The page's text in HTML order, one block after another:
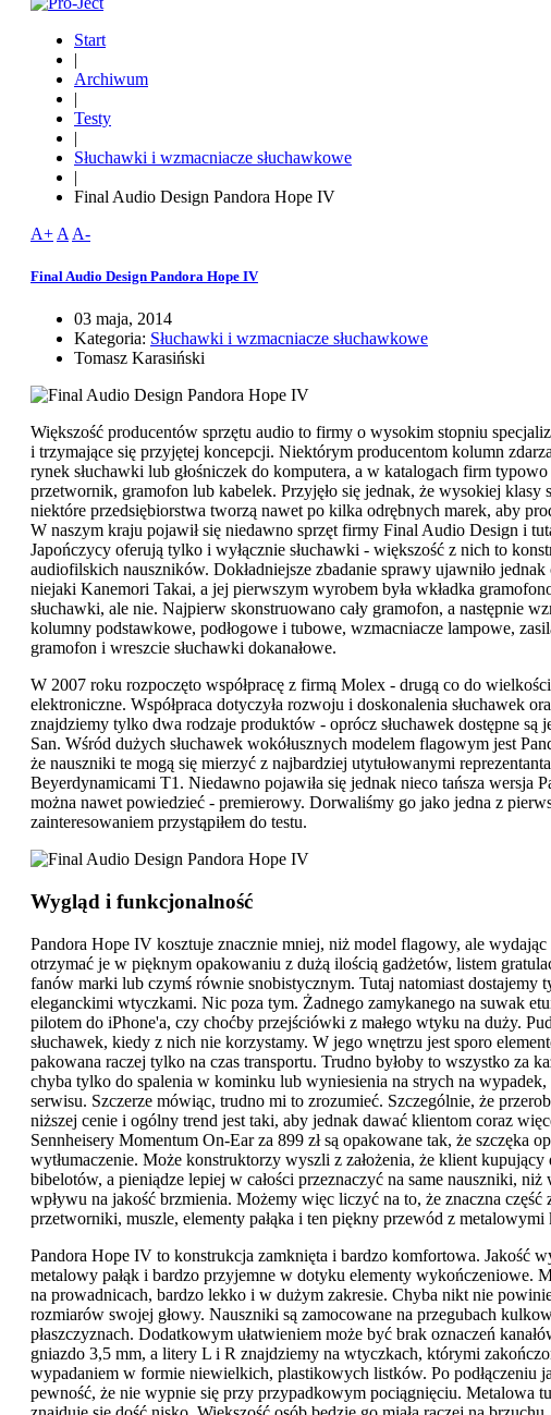
Start
|
Archiwum
|
Testy
|
Słuchawki i wzmacniacze słuchawkowe
|
Final Audio Design Pandora Hope IV
A+ A A-
Final Audio Design Pandora Hope IV
03 maja, 2014
Kategoria: Słuchawki i wzmacniacze słuchawkowe
Tomasz Karasiński
Większość producentów sprzętu audio to firmy o wysokim stopniu
i trzymające się przyjętej koncepcji. Niektórym producentom kolumn
rynek słuchawki lub głośniczek do komputera, a w katalogach firm
przetwornik, gramofon lub kabelek. Przyjęło się jednak, że wysokiej klasy
niektóre przedsiębiorstwa tworzą nawet po kilka odrębnych marek, aby
W naszym kraju pojawił się niedawno sprzęt firmy Final Audio Design i
Japończycy oferują tylko i wyłącznie słuchawki - większość z nich to
audiofilskich nauszników. Dokładniejsze zbadanie sprawy ujawniło
niejaki Kanemori Takai, a jej pierwszym wyrobem była wkładka
słuchawki, ale nie. Najpierw skonstruowano cały gramofon, a następnie
kolumny podstawkowe, podłogowe i tubowe, wzmacniacze lampowe,
gramofon i wreszcie słuchawki dokanałowe.
W 2007 roku rozpoczęto współpracę z firmą Molex - drugą co do
elektroniczne. Współpraca dotyczyła rozwoju i doskonalenia słuchawek
znajdziemy tylko dwa rodzaje produktów - oprócz słuchawek dostępne są
San. Wśród dużych słuchawek wokółusznych modelem flagowym jest
że nauszniki te mogą się mierzyć z najbardziej utytułowanymi
Beyerdynamicami T1. Niedawno pojawiła się jednak nieco tańsza wersja
można nawet powiedzieć - premierowy. Dorwaliśmy go jako jedna z
zainteresowaniem przystąpiłem do testu.
Wygląd i funkcjonalność
Pandora Hope IV kosztuje znacznie mniej, niż model flagowy, ale wydając
otrzymać je w pięknym opakowaniu z dużą ilością gadżetów, listem
fanów marki lub czymś równie snobistycznym. Tutaj natomiast dostajemy
eleganckimi wtyczkami. Nic poza tym. Żadnego zamykanego na suwak
pilotem do iPhone'a, czy choćby przejściówki z małego wtyku na duży.
słuchawek, kiedy z nich nie korzystamy. W jego wnętrzu jest sporo
pakowana raczej tylko na czas transportu. Trudno byłoby to wszystko za
chyba tylko do spalenia w kominku lub wyniesienia na strych na wypadek,
serwisu. Szczerze mówiąc, trudno mi to zrozumieć. Szczególnie, że
niższej cenie i ogólny trend jest taki, aby jednak dawać klientom coraz
Sennheisery Momentum On-Ear za 899 zł są opakowane tak, że szczęka
wytłumaczenie. Może konstruktorzy wyszli z założenia, że klient
bibelotów, a pieniądze lepiej w całości przeznaczyć na same nauszniki,
wpływu na jakość brzmienia. Możemy więc liczyć na to, że znaczna część
przetworniki, muszle, elementy pałąka i ten piękny przewód z
Pandora Hope IV to konstrukcja zamknięta i bardzo komfortowa. Jakość
metalowy pałąk i bardzo przyjemne w dotyku elementy wykończeniowe.
na prowadnicach, bardzo lekko i w dużym zakresie. Chyba nikt nie
rozmiarów swojej głowy. Nauszniki są zamocowane na przegubach
płaszczyznach. Dodatkowym ułatwieniem może być brak oznaczeń
gniazdo 3,5 mm, a litery L i R znajdziemy na wtyczkach, którymi
wypadaniem w formie niewielkich, plastikowych listków. Po podłączeniu
pewność, że nie wypnie się przy przypadkowym pociągnięciu. Metalowa